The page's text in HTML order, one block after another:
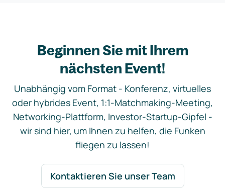
Beginnen Sie mit Ihrem
nächsten Event!
Unabhängig vom Format - Konferenz, virtuelles
oder hybrides Event, 1:1-Matchmaking-Meeting,
Networking-Plattform, Investor-Startup-Gipfel -
wir sind hier, um Ihnen zu helfen, die Funken
fliegen zu lassen!
Kontaktieren Sie unser Team